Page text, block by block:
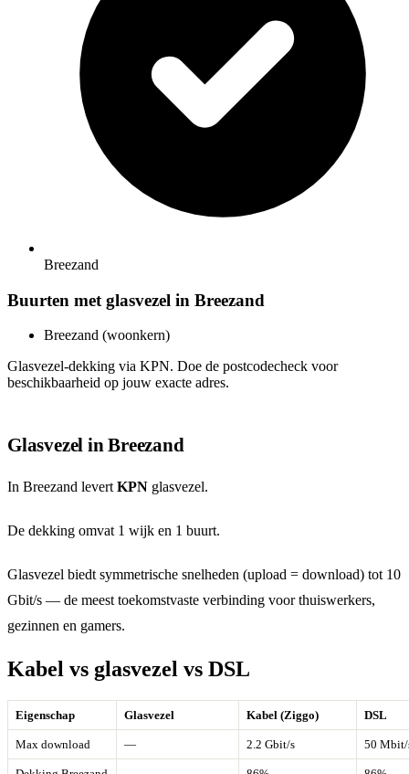
Breezand
Buurten met glasvezel in Breezand
Breezand (woonkern)
Glasvezel-dekking via KPN. Doe de postcodecheck voor
beschikbaarheid op jouw exacte adres.
Glasvezel in Breezand
In Breezand levert KPN glasvezel.
De dekking omvat 1 wijk en 1 buurt.
Glasvezel biedt symmetrische snelheden (upload = download) tot 10
Gbit/s — de meest toekomstvaste verbinding voor thuiswerkers,
gezinnen en gamers.
Kabel vs glasvezel vs DSL
Eigenschap Glasvezel Kabel (Ziggo) DSL
Max download — 2.2 Gbit/s 50 Mbit/